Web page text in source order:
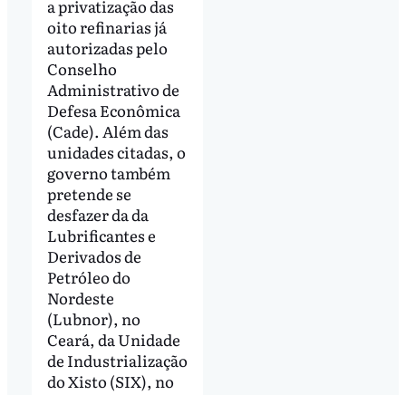
a privatização das
oito refinarias já
autorizadas pelo
Conselho
Administrativo de
Defesa Econômica
(Cade). Além das
unidades citadas, o
governo também
pretende se
desfazer da da
Lubrificantes e
Derivados de
Petróleo do
Nordeste
(Lubnor), no
Ceará, da Unidade
de Industrialização
do Xisto (SIX), no